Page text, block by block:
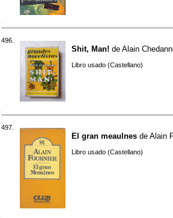
496.
Shit, Man! de Alain
Libro usado (Castellano)
497.
El gran meaulnes de Alain
Libro usado (Castellano)